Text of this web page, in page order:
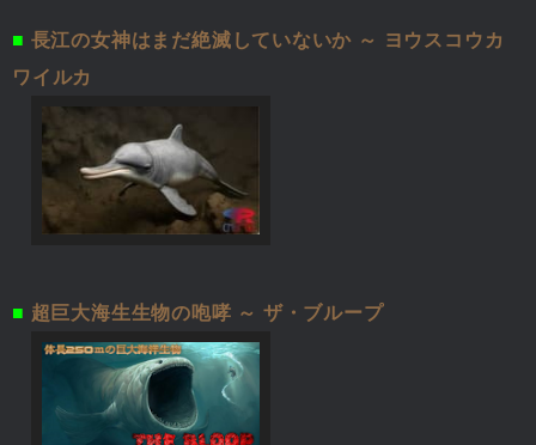
■ 長江の女神はまだ絶滅していないか ～ ヨウスコウカ
ワイルカ
■ 超巨大海生生物の咆哮 ～ ザ・ブループ